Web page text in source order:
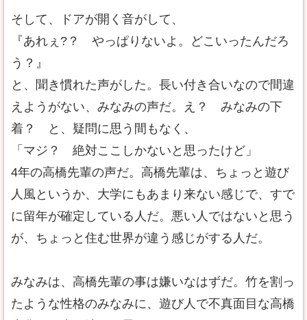
そして、ドアが開く音がして、
『あれぇ?？ やっぱりないよ。どこいったんだろ
う？』
と、聞き慣れた声がした。長い付き合いなので間違
えようがない、みなみの声だ。え？ みなみの下
着？ と、疑問に思う間もなく、
「マジ？ 絶対ここしかないと思ったけど」
4年の高橋先輩の声だ。高橋先輩は、ちょっと遊び
人風というか、大学にもあまり来ない感じで、すで
に留年が確定している人だ。悪い人ではないと思う
が、ちょっと住む世界が違う感じがする人だ。
みなみは、高橋先輩の事は嫌いなはずだ。竹を割っ
たような性格のみなみに、遊び人で不真面目な高橋